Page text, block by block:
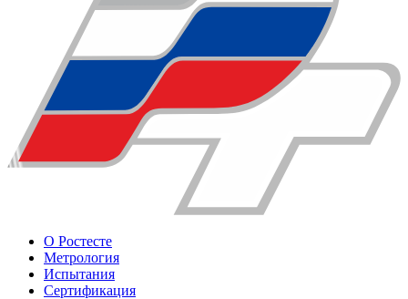
О Ростесте
Метрология
Испытания
Сертификация